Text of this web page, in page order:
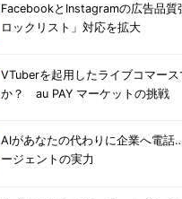
FacebookとInstagramの広告品
ロックリスト」対応を拡大
VTuberを起用したライブコマー
か？ au PAY マーケットの挑戦
AIがあなたの代わりに企業へ電
ージェントの実力